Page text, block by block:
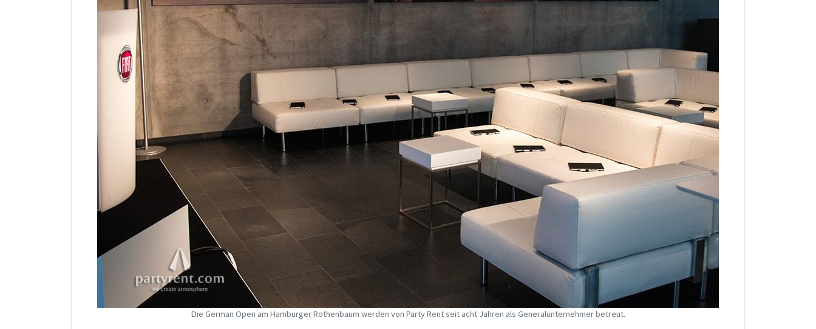
Die German Open am Hamburger Rothenbaum werden von Party Rent seit acht Jahren als Generalunternehmer betreut.